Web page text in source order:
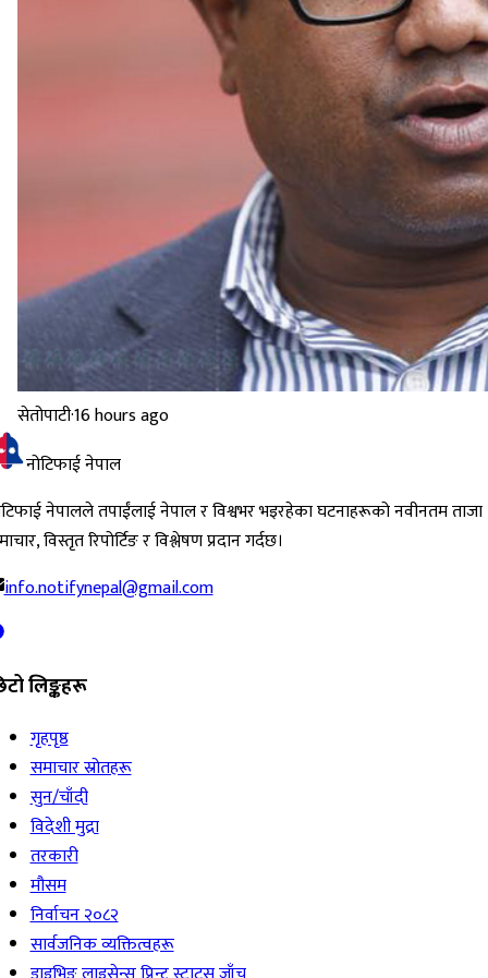
सेतोपाटी·16 hours ago
नोटिफाई नेपाल
नेपालले तपाईंलाई नेपाल र विश्वभर भइरहेका घटनाहरूको नवीनतम ताजा
विस्तृत रिपोर्टिङ र विश्लेषण प्रदान गर्दछ।
info.notifynepal@gmail.com
लिङ्कहरू
गृहपृष्ठ
समाचार स्रोतहरू
सुन/चाँदी
विदेशी मुद्रा
तरकारी
मौसम
निर्वाचन २०८२
सार्वजनिक व्यक्तित्वहरू